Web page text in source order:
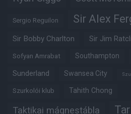
Sergio Reguilon Sir Alex
Sir Bobby Charlton Sir Jim
Sofyan Amrabat Southampton
Sunderland Swansea City
Szurkolói klub Tahith Chong
Taktikai mágnestábla